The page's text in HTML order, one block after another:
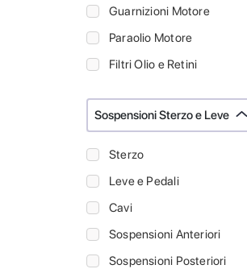
Guarnizioni Motore
Paraolio Motore
Filtri Olio e Retini
Sospensioni Sterzo e Leve
Sterzo
Leve e Pedali
Cavi
Sospensioni Anteriori
Sospensioni Posteriori